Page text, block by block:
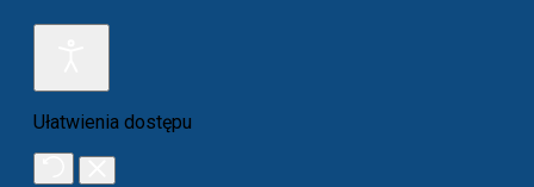
Ułatwienia dostępu